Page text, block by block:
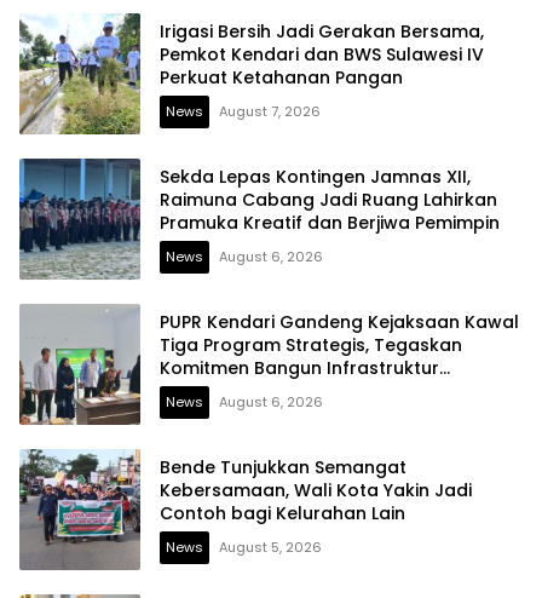
Irigasi Bersih Jadi Gerakan Bersama,
Pemkot Kendari dan BWS Sulawesi IV
Perkuat Ketahanan Pangan
News August 7, 2026
Sekda Lepas Kontingen Jamnas XII,
Raimuna Cabang Jadi Ruang Lahirkan
Pramuka Kreatif dan Berjiwa Pemimpin
News August 6, 2026
PUPR Kendari Gandeng Kejaksaan Kawal
Tiga Program Strategis, Tegaskan
Komitmen Bangun Infrastruktur
Berintegritas
News August 6, 2026
Bende Tunjukkan Semangat
Kebersamaan, Wali Kota Yakin Jadi
Contoh bagi Kelurahan Lain
News August 5, 2026